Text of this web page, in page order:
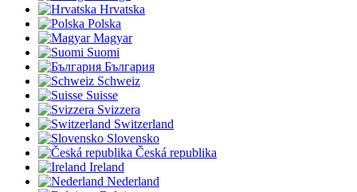
Hrvatska
Polska
Magyar
Suomi
България
Schweiz
Suisse
Svizzera
Switzerland
Slovensko
Česká republika
Ireland
Nederland